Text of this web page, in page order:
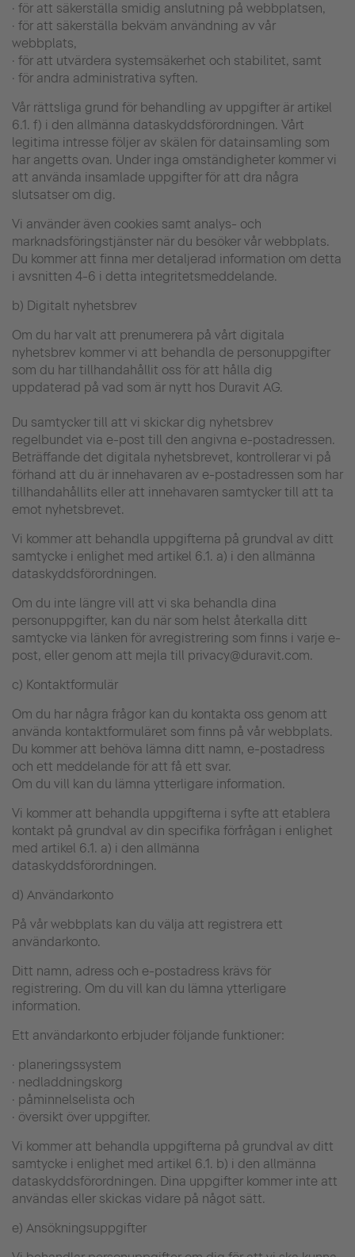
· för att säkerställa smidig anslutning på webbplatsen,
· för att säkerställa bekväm användning av vår
webbplats,
· för att utvärdera systemsäkerhet och stabilitet, samt
· för andra administrativa syften.
Vår rättsliga grund för behandling av uppgifter är artikel
6.1. f) i den allmänna dataskyddsförordningen. Vårt
legitima intresse följer av skälen för datainsamling som
har angetts ovan. Under inga omständigheter kommer vi
att använda insamlade uppgifter för att dra några
slutsatser om dig.
Vi använder även cookies samt analys- och
marknadsföringstjänster när du besöker vår webbplats.
Du kommer att finna mer detaljerad information om detta
i avsnitten 4-6 i detta integritetsmeddelande.
b) Digitalt nyhetsbrev
Om du har valt att prenumerera på vårt digitala
nyhetsbrev kommer vi att behandla de personuppgifter
som du har tillhandahållit oss för att hålla dig
uppdaterad på vad som är nytt hos Duravit AG.
Du samtycker till att vi skickar dig nyhetsbrev
regelbundet via e-post till den angivna e-postadressen.
Beträffande det digitala nyhetsbrevet, kontrollerar vi på
förhand att du är innehavaren av e-postadressen som har
tillhandahållits eller att innehavaren samtycker till att ta
emot nyhetsbrevet.
Vi kommer att behandla uppgifterna på grundval av ditt
samtycke i enlighet med artikel 6.1. a) i den allmänna
dataskyddsförordningen.
Om du inte längre vill att vi ska behandla dina
personuppgifter, kan du när som helst återkalla ditt
samtycke via länken för avregistrering som finns i varje e-
post, eller genom att mejla till privacy@duravit.com.
c) Kontaktformulär
Om du har några frågor kan du kontakta oss genom att
använda kontaktformuläret som finns på vår webbplats.
Du kommer att behöva lämna ditt namn, e-postadress
och ett meddelande för att få ett svar.
Om du vill kan du lämna ytterligare information.
Vi kommer att behandla uppgifterna i syfte att etablera
kontakt på grundval av din specifika förfrågan i enlighet
med artikel 6.1. a) i den allmänna
dataskyddsförordningen.
d) Användarkonto
På vår webbplats kan du välja att registrera ett
användarkonto.
Ditt namn, adress och e-postadress krävs för
registrering. Om du vill kan du lämna ytterligare
information.
Ett användarkonto erbjuder följande funktioner:
· planeringssystem
· nedladdningskorg
· påminnelselista och
· översikt över uppgifter.
Vi kommer att behandla uppgifterna på grundval av ditt
samtycke i enlighet med artikel 6.1. b) i den allmänna
dataskyddsförordningen. Dina uppgifter kommer inte att
användas eller skickas vidare på något sätt.
e) Ansökningsuppgifter